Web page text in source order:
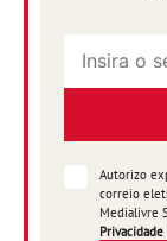
Autorizo
correio
Medialivre